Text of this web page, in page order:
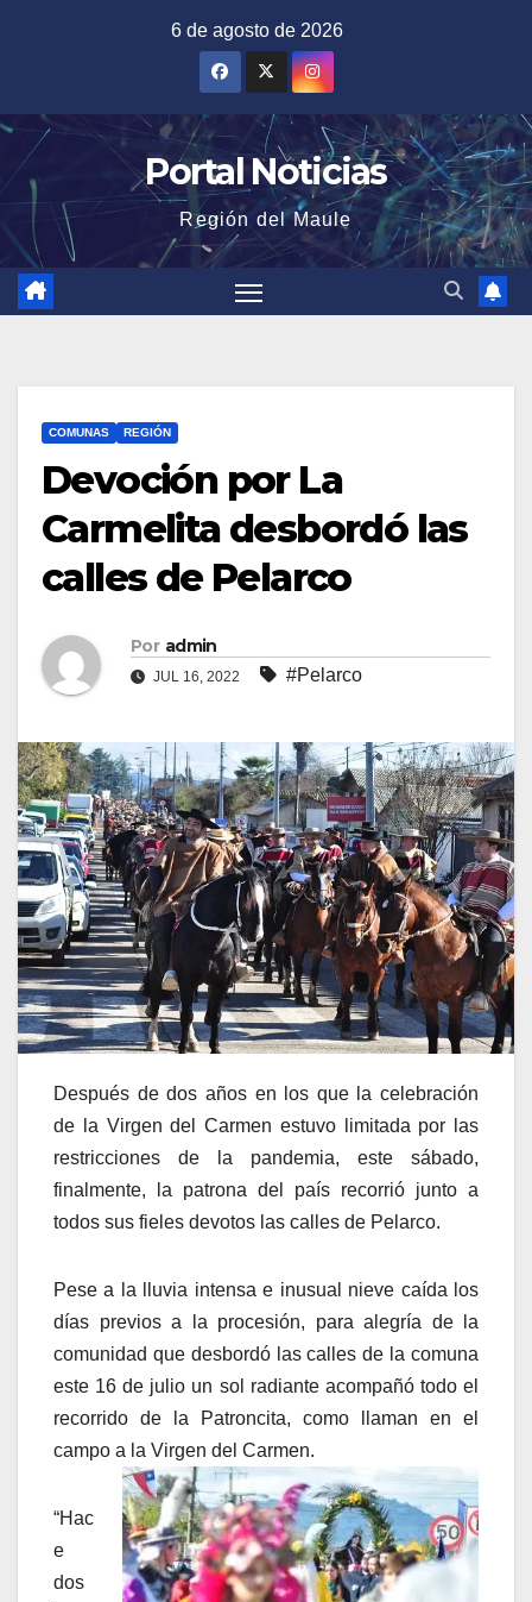
6 de agosto de 2026
Portal Noticias
Región del Maule
COMUNAS REGIÓN
Devoción por La
Carmelita desbordó las
calles de Pelarco
Por admin
JUL 16, 2022 #Pelarco
Después de dos años en los que la celebración
de la Virgen del Carmen estuvo limitada por las
restricciones de la pandemia, este sábado,
finalmente, la patrona del país recorrió junto a
todos sus fieles devotos las calles de Pelarco.
Pese a la lluvia intensa e inusual nieve caída los
días previos a la procesión, para alegría de la
comunidad que desbordó las calles de la comuna
este 16 de julio un sol radiante acompañó todo el
recorrido de la Patroncita, como llaman en el
campo a la Virgen del Carmen.
“Hac
e
dos